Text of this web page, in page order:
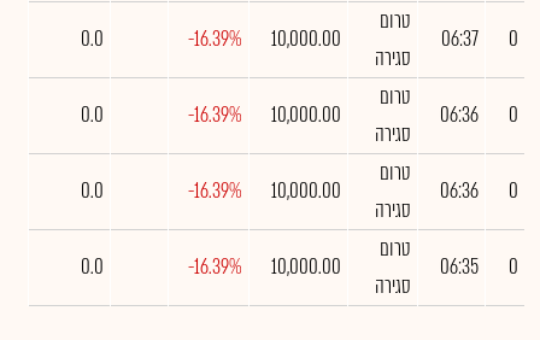
0
06:37
טרום
סגירה
10,000.00
-16.39%
0.0
0
06:36
טרום
סגירה
10,000.00
-16.39%
0.0
0
06:36
טרום
סגירה
10,000.00
-16.39%
0.0
0
06:35
טרום
סגירה
10,000.00
-16.39%
0.0